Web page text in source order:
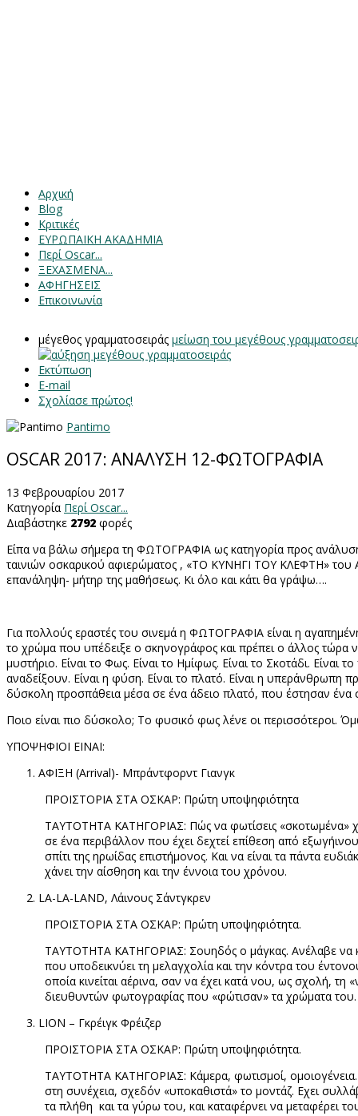
Αρχική
Blog
Κριτικές
ΕΥΡΩΠΑΙΚΗ ΑΚΑΔΗΜΙΑ
Περί Oscar...
ΞΕΧΑΣΜΕΝΑ...
ΑΦΗΓΗΣΕΙΣ
Επικοινωνία
μέγεθος γραμματοσειράς μείωση του μεγέθους
Εκτύπωση
E-mail
Σχολίασε πρώτος!
Pantimo
OSCAR 2017: ΑΝΑΛΥΣΗ 12-ΦΩΤΟΓΡΑΦΙΑ
13 Φεβρουαρίου 2017
Κατηγορία Περί Oscar...
Διαβάστηκε 2792 φορές
Είπα να βάλω σήμερα τη ΦΩΤΟΓΡΑΦΙΑ ως κατηγορία προς
ταινιών οσκαρικού αφιερώματος , «ΤΟ ΚΥΝΗΓΙ ΤΟΥ ΚΛΕΦΤΗ» του
επανάληψη- μήτηρ της μαθήσεως. Κι όλο και κάτι θα γράψω….
Για πολλούς εραστές του σινεμά η ΦΩΤΟΓΡΑΦΙΑ είναι η
το χρώμα που υπέδειξε ο σκηνογράφος και πρέπει ο άλλος τώρα να
μυστήριο. Είναι το Φως. Είναι το Ημίφως. Είναι το Σκοτάδι.
αναδείξουν. Είναι η φύση. Είναι το πλατό. Είναι η
δύσκολη προσπάθεια μέσα σε ένα άδειο πλατό, που έστησαν ένα
Ποιο είναι πιο δύσκολο; Το φυσικό φως λένε οι περισσότεροι.
ΥΠΟΨΗΦΙΟΙ ΕΙΝΑΙ:
ΑΦΙΞΗ (Arrival)- Μπράντφορντ Γιανγκ
ΠΡΟΙΣΤΟΡΙΑ ΣΤΑ ΟΣΚΑΡ: Πρώτη υποψηφιότητα
ΤΑΥΤΟΤΗΤΑ ΚΑΤΗΓΟΡΙΑΣ: Πώς να φωτίσεις «σκοτωμένα»
σε ένα περιβάλλον που έχει δεχτεί επίθεση από
σπίτι της ηρωίδας επιστήμονος. Και να είναι τα πάντα
χάνει την αίσθηση και την έννοια του χρόνου.
LA-LA-LAND, Λάινους Σάντγκρεν
ΠΡΟΙΣΤΟΡΙΑ ΣΤΑ ΟΣΚΑΡ: Πρώτη υποψηφιότητα.
ΤΑΥΤΟΤΗΤΑ ΚΑΤΗΓΟΡΙΑΣ: Σουηδός ο μάγκας. Ανέλαβε να
που υποδεικνύει τη μελαγχολία και την κόντρα του
οποία κινείται αέρινα, σαν να έχει κατά νου, ως σχολή,
διευθυντών φωτογραφίας που «φώτισαν» τα χρώματα
LION – Γκρέιγκ Φρέιζερ
ΠΡΟΙΣΤΟΡΙΑ ΣΤΑ ΟΣΚΑΡ: Πρώτη υποψηφιότητα.
ΤΑΥΤΟΤΗΤΑ ΚΑΤΗΓΟΡΙΑΣ: Κάμερα, φωτισμοί, ομοιογένεια.
στη συνέχεια, σχεδόν «υποκαθιστά» το μοντάζ. Εχει
τα πλήθη και τα γύρω του, και καταφέρνει να μεταφέρει